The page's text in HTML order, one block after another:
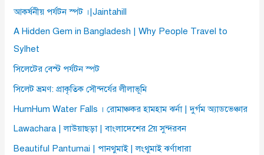
আকর্ষনীয় পর্যটন স্পট ।|Jaintahill
A Hidden Gem in Bangladesh | Why People Travel to
Sylhet
সিলেটের বেস্ট পর্যটন স্পট
সিলেট ভ্রমণ: প্রাকৃতিক সৌন্দর্যের লীলাভূমি
HumHum Water Falls । রোমাঞ্চকর হামহাম ঝর্না | দুর্গম অ্যাডভেঞ্চার
Lawachara | লাউয়াছড়া | বাংলাদেশের 2য় সুন্দরবন
Beautiful Pantumai | পানথুমাই | লংথুমাই ঝর্ণাধারা